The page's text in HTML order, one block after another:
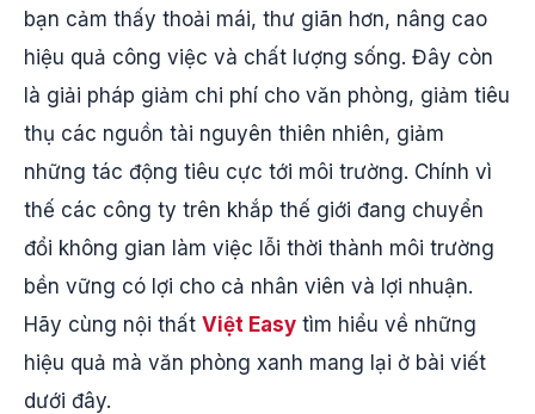
bạn cảm thấy thoải mái, thư giãn hơn, nâng cao
hiệu quả công việc và chất lượng sống. Đây còn
là giải pháp giảm chi phí cho văn phòng, giảm tiêu
thụ các nguồn tài nguyên thiên nhiên, giảm
những tác động tiêu cực tới môi trường. Chính vì
thế các công ty trên khắp thế giới đang chuyển
đổi không gian làm việc lỗi thời thành môi trường
bền vững có lợi cho cả nhân viên và lợi nhuận.
Hãy cùng nội thất Việt Easy tìm hiểu về những
hiệu quả mà văn phòng xanh mang lại ở bài viết
dưới đây.